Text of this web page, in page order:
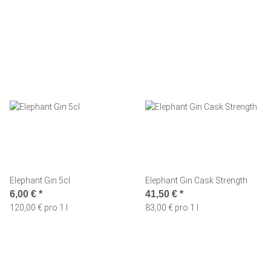
Elephant Gin 5cl
6,00 € *
120,00 € pro 1 l
Elephant Gin Cask Strength
41,50 € *
83,00 € pro 1 l